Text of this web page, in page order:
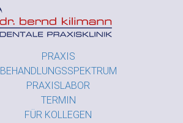
PRAXIS
BEHANDLUNGSSPEKTRUM
PRAXISLABOR
TERMIN
FÜR KOLLEGEN